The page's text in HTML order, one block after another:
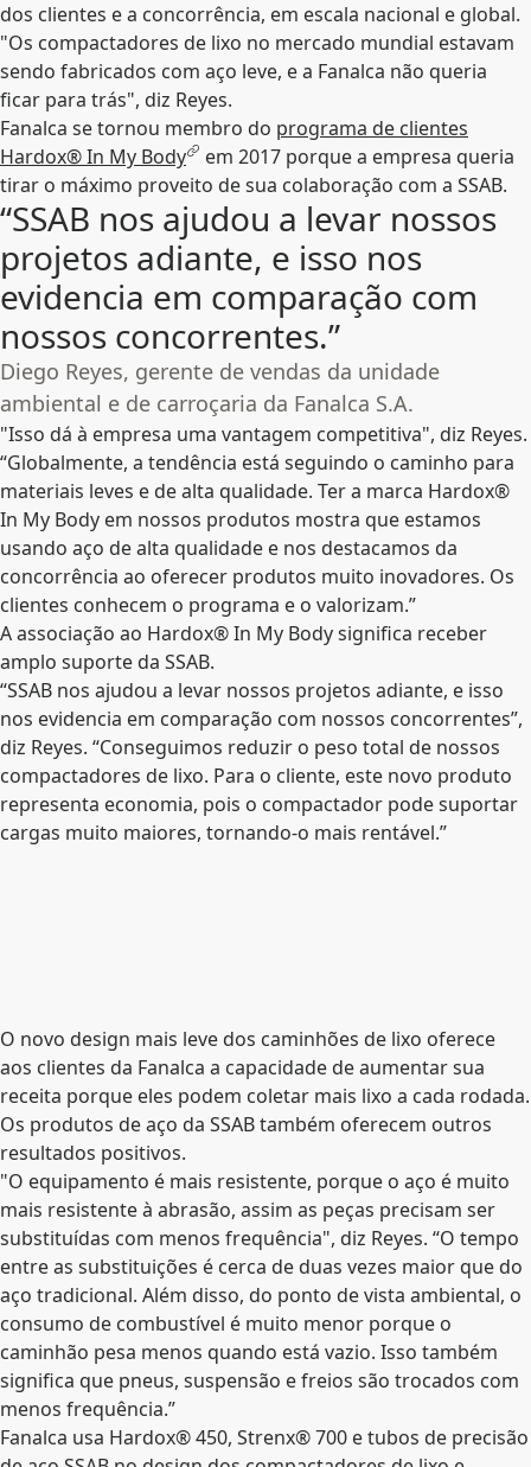
dos clientes e a concorrência, em escala nacional e global.
"Os compactadores de lixo no mercado mundial estavam
sendo fabricados com aço leve, e a Fanalca não queria
ficar para trás", diz Reyes.
Fanalca se tornou membro do programa de clientes
Hardox® In My Body
em 2017 porque a empresa queria
tirar o máximo proveito de sua colaboração com a SSAB.
“SSAB nos ajudou a levar nossos
projetos adiante, e isso nos
evidencia em comparação com
nossos concorrentes.”
Diego Reyes, gerente de vendas da unidade
ambiental e de carroçaria da Fanalca S.A.
"Isso dá à empresa uma vantagem competitiva", diz Reyes.
“Globalmente, a tendência está seguindo o caminho para
materiais leves e de alta qualidade. Ter a marca Hardox®
In My Body em nossos produtos mostra que estamos
usando aço de alta qualidade e nos destacamos da
concorrência ao oferecer produtos muito inovadores. Os
clientes conhecem o programa e o valorizam.”
A associação ao Hardox® In My Body significa receber
amplo suporte da SSAB.
“SSAB nos ajudou a levar nossos projetos adiante, e isso
nos evidencia em comparação com nossos concorrentes”,
diz Reyes. “Conseguimos reduzir o peso total de nossos
compactadores de lixo. Para o cliente, este novo produto
representa economia, pois o compactador pode suportar
cargas muito maiores, tornando-o mais rentável.”
O novo design mais leve dos caminhões de lixo oferece
aos clientes da Fanalca a capacidade de aumentar sua
receita porque eles podem coletar mais lixo a cada rodada.
Os produtos de aço da SSAB também oferecem outros
resultados positivos.
"O equipamento é mais resistente, porque o aço é muito
mais resistente à abrasão, assim as peças precisam ser
substituídas com menos frequência", diz Reyes. “O tempo
entre as substituições é cerca de duas vezes maior que do
aço tradicional. Além disso, do ponto de vista ambiental, o
consumo de combustível é muito menor porque o
caminhão pesa menos quando está vazio. Isso também
significa que pneus, suspensão e freios são trocados com
menos frequência.”
Fanalca usa Hardox® 450, Strenx® 700 e tubos de precisão